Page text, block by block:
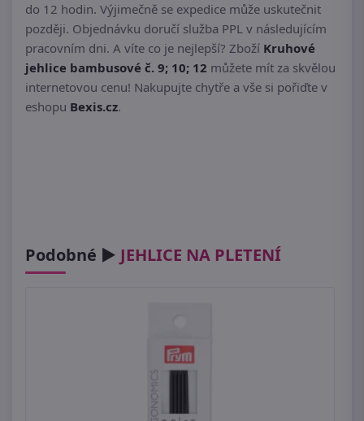
do 12 hodin. Výjimečně se expedice může uskutečnit
později. Objednávku doručí služba PPL v následujícím
pracovním dni. A víte co je nejlepší? Zboží Kruhové
jehlice bambusové č. 9; 10; 12 můžete mít za skvělou
internetovou cenu! Nakupujte chytře a vše si pořiďte v
eshopu Bexis.cz.
Podobné ► JEHLICE NA PLETENÍ